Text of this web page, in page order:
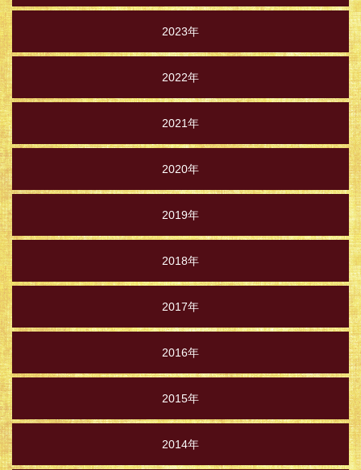
2023年
2022年
2021年
2020年
2019年
2018年
2017年
2016年
2015年
2014年